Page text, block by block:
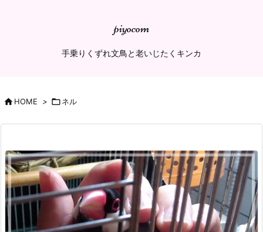
piyocom
手乗りくずれ文鳥と老いじたくキンカ
HOME > ネル